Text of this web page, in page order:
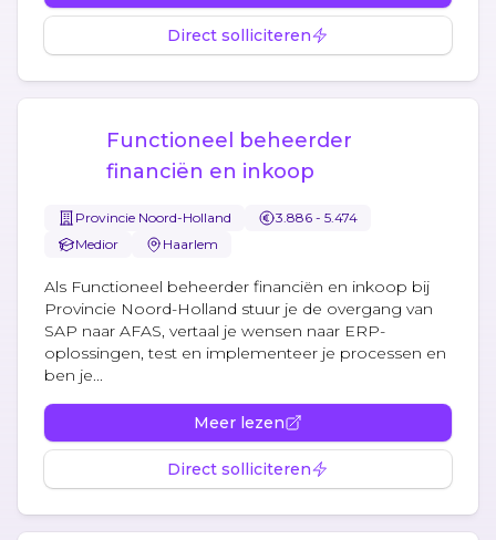
Direct solliciteren
Functioneel beheerder
financiën en inkoop
Provincie Noord-Holland
3.886 - 5.474
Medior
Haarlem
Als Functioneel beheerder financiën en inkoop bij
Provincie Noord-Holland stuur je de overgang van
SAP naar AFAS, vertaal je wensen naar ERP-
oplossingen, test en implementeer je processen en
ben je...
Meer lezen
Direct solliciteren